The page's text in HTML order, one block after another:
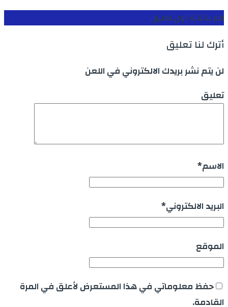
قم بكتابة اول تعليق
أترك لنا تعليق
لن يتم نشر بريدك الالكتروني في اللعن
تعليق
الاسم*
البريد الالكتروني*
الموقع
حفظ معلوماتي في هذا المستعرض لأعلق في المرة
القادمة.